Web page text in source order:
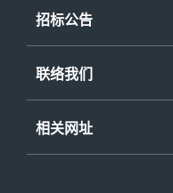
存档纪录一览表
招标公告
联络我们
相关网址